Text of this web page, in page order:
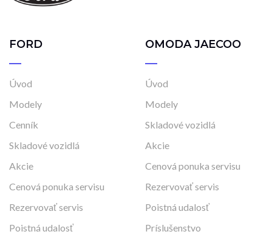
FORD
Úvod
Modely
Cenník
Skladové vozidlá
Akcie
Cenová ponuka servisu
Rezervovať servis
Poistná udalosť
OMODA JAECOO
Úvod
Modely
Skladové vozidlá
Akcie
Cenová ponuka servisu
Rezervovať servis
Poistná udalosť
Príslušenstvo